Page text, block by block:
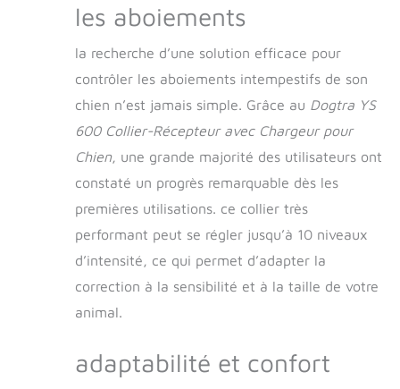
récepteur étanche
les aboiements
la recherche d’une solution efficace pour
contrôler les aboiements intempestifs de son
chien n’est jamais simple. Grâce au Dogtra YS
600 Collier-Récepteur avec Chargeur pour
Chien, une grande majorité des utilisateurs ont
constaté un progrès remarquable dès les
premières utilisations. ce collier très
performant peut se régler jusqu’à 10 niveaux
d’intensité, ce qui permet d’adapter la
correction à la sensibilité et à la taille de votre
animal.
adaptabilité et confort